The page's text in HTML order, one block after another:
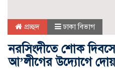
প্রচ্ছদ ঢাকা বিভাগ
নরসিংদীতে শোক
আ’লীগের উদ্যোগে